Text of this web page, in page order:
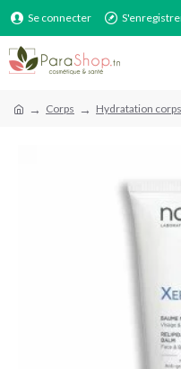
Se connecter
Corps Hydratation corps